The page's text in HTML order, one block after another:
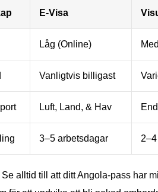
E-Visa
Låg (Online)
Vanligtvis billigast
Luft, Land, & Hav
3–5 arbetsdagar
Se alltid till att ditt Angola-pass har